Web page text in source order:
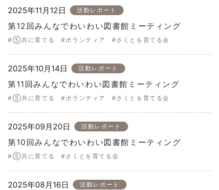
2025年11月12日 活動レポート
第12回みんなでわいわい図書館ミーティング
#⑤共に育てる #ボランティア #さくとを育てる会
2025年10月14日 活動レポート
第11回みんなでわいわい図書館ミーティング
#⑤共に育てる #ボランティア #さくとを育てる会
2025年09月20日 活動レポート
第10回みんなでわいわい図書館ミーティング
#⑤共に育てる #さくとを育てる会
2025年08月16日 活動レポート